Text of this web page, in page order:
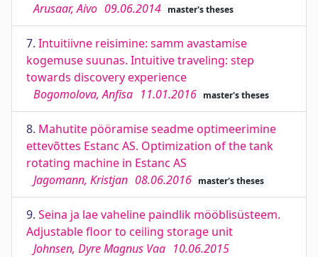
Arusaar, Aivo 09.06.2014 master's theses
7. Intuitiivne reisimine: samm avastamise
kogemuse suunas. Intuitive traveling: step
towards discovery experience
Bogomolova, Anfisa 11.01.2016 master's theses
8. Mahutite pööramise seadme optimeerimine
ettevõttes Estanc AS. Optimization of the tank
rotating machine in Estanc AS
Jagomann, Kristjan 08.06.2016 master's theses
9. Seina ja lae vaheline paindlik mööblisüsteem.
Adjustable floor to ceiling storage unit
Johnsen, Dyre Magnus Vaa 10.06.2015